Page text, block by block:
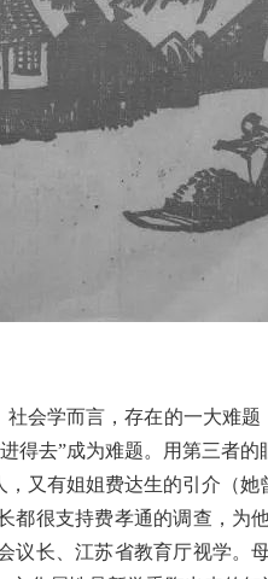
社会学而言，存在的一大难
得去”成为难题。用第三者的
，又有姐姐费达生的引介（
都很支持费孝通的调查，
议长、江苏省教育厅视学